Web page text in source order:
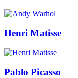
Henri Matisse
Pablo Picasso